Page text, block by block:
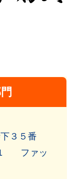
３５番
ファッ